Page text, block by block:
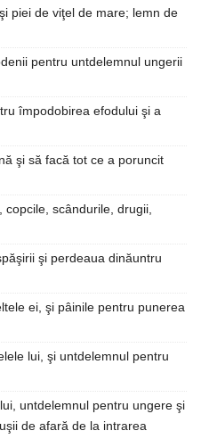
piei de viţel de mare; lemn de
pentru untdelemnul ungerii
împodobirea efodului şi a
şi să facă tot ce a poruncit
copcile, scândurile, drugii,
şi perdeaua dinăuntru
ei, şi pâinile pentru punerea
lui, şi untdelemnul pentru
untdelemnul pentru ungere şi
de afară de la intrarea